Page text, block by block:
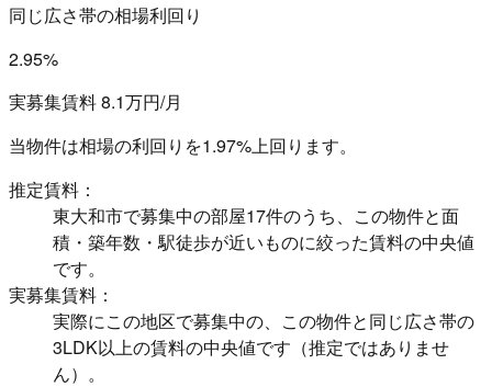
同じ広さ帯の相場利回り
2.95%
実募集賃料 8.1万円/月
当物件は相場の利回りを1.97%上回ります。
推定賃料：
東大和市で募集中の部屋17件のうち、この物件と面
積・築年数・駅徒歩が近いものに絞った賃料の中央値
です。
実募集賃料：
実際にこの地区で募集中の、この物件と同じ広さ帯の
3LDK以上の賃料の中央値です（推定ではありませ
ん）。